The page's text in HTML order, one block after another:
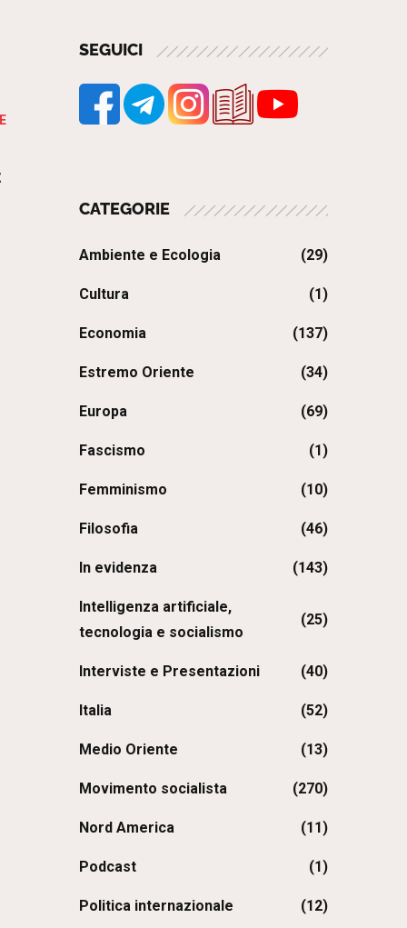
SEGUICI
CATEGORIE
Ambiente e Ecologia (29)
Cultura (1)
Economia (137)
Estremo Oriente (34)
Europa (69)
Fascismo (1)
Femminismo (10)
Filosofia (46)
In evidenza (143)
Intelligenza artificiale,
tecnologia e socialismo
(25)
Interviste e Presentazioni (40)
Italia (52)
Medio Oriente (13)
Movimento socialista (270)
Nord America (11)
Podcast (1)
Politica internazionale (12)